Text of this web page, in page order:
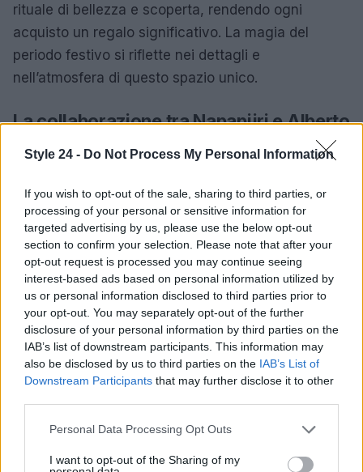
Style 24 - Do Not Process My Personal Information
If you wish to opt-out of the sale, sharing to third parties, or
processing of your personal or sensitive information for
targeted advertising by us, please use the below opt-out
section to confirm your selection. Please note that after your
opt-out request is processed you may continue seeing
interest-based ads based on personal information utilized by
us or personal information disclosed to third parties prior to
your opt-out. You may separately opt-out of the further
disclosure of your personal information by third parties on the
IAB’s list of downstream participants. This information may
also be disclosed by us to third parties on the IAB’s List of
Downstream Participants that may further disclose it to other
Please note that this website/app uses one or more Google
not limited to your visit or usage behaviour. You may click to
Personal Data Processing Opt Outs
I want to opt-out of the Sharing of my
rituale di bellezza e scoperta, rendendo ogni
acquisto un regalo significativo. La magia del
periodo festivo si riflette nei dettagli e
nell’atmosfera di questo spazio unico.
La collaborazione tra Napapijri e Alberto
campione olimpicoAlberto Tombacome volto
della campagna Autunno/Inverno 2025. Questa
collaborazione celebra il legame tra passato e
futuro, tra tradizione e innovazione. Tomba indossa
capi pensati per la vita di tutti i giorni, che uniscono
robustezza e raffinatezza, perfetti per affrontare le
sfide della vita moderna.
Un viaggio tra montagna e città
Una delle partnership più attese è quella tra
Golden GooseeFIVEFOURFIVE, che ha preso vita